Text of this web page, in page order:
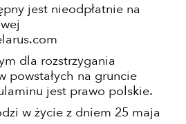
jest nieodpłatnie na
dla rozstrzygania
powstałych na gruncie
jest prawo polskie.
w życie z dniem 25 maja